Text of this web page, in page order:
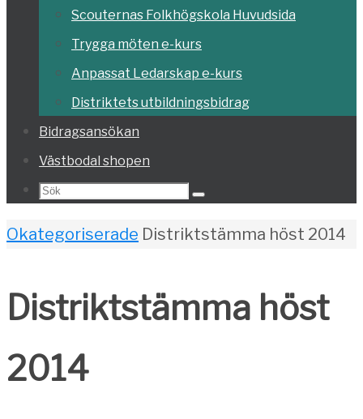
Scouternas Folkhögskola Huvudsida
Trygga möten e-kurs
Anpassat Ledarskap e-kurs
Distriktets utbildningsbidrag
Bidragsansökan
Västbodal shopen
Search
Sök
Home
Okategoriserade Distriktstämma höst 2014
Distriktstämma höst
2014